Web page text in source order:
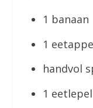
1 banaan
1
handvol
1